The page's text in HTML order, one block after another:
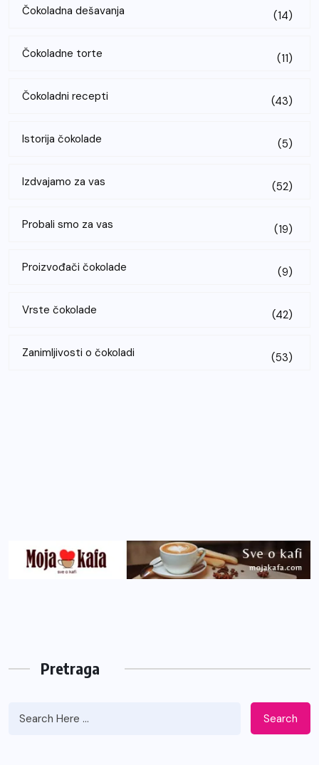
Čokoladna dešavanja (14)
Čokoladne torte (11)
Čokoladni recepti (43)
Istorija čokolade (5)
Izdvajamo za vas (52)
Probali smo za vas (19)
Proizvođači čokolade (9)
Vrste čokolade (42)
Zanimljivosti o čokoladi (53)
Pretraga
Search